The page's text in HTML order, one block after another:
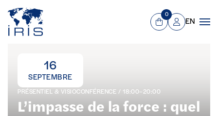
Aller au contenu principal
Panier
0
Mon compte
EN
IRIS – Institut de Relations
À la une
16
SEPTEMBRE
PRÉSENTIEL & VISIOCONFÉRENCE / 18:00–20:00
L’impasse de la force : quel